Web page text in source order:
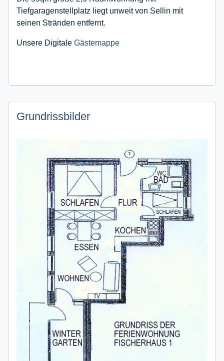
Tiefgaragenstellplatz liegt unweit von Sellin mit
seinen Stränden entfernt.
Unsere Digitale Gästemappe
Grundrissbilder